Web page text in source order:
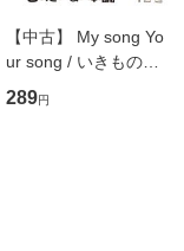
【中古】 My song Yo
ur song / いきものが
かり / [CD]【メール便
送料無料】
289円